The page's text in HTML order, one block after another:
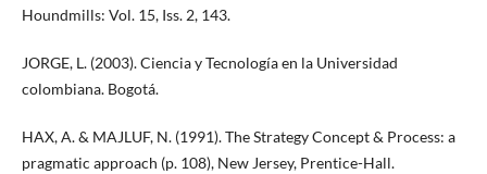
Houndmills: Vol. 15, Iss. 2, 143.
JORGE, L. (2003). Ciencia y Tecnología en la Universidad
colombiana. Bogotá.
HAX, A. & MAJLUF, N. (1991). The Strategy Concept & Process: a
pragmatic approach (p. 108), New Jersey, Prentice-Hall.